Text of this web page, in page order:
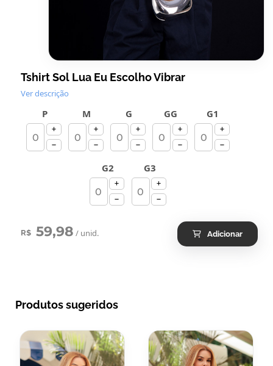
Tshirt Sol Lua Eu Escolho Vibrar
Ver descrição
P M G GG G1
G2 G3
R$ 59,98 / unid. Adicionar
Produtos sugeridos